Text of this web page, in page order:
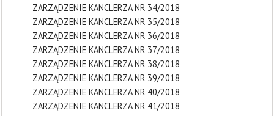
ZARZĄDZENIE KANCLERZA NR 34/2018
ZARZĄDZENIE KANCLERZA NR 35/2018
ZARZĄDZENIE KANCLERZA NR 36/2018
ZARZĄDZENIE KANCLERZA NR 37/2018
ZARZĄDZENIE KANCLERZA NR 38/2018
ZARZĄDZENIE KANCLERZA NR 39/2018
ZARZĄDZENIE KANCLERZA NR 40/2018
ZARZĄDZENIE KANCLERZA NR 41/2018